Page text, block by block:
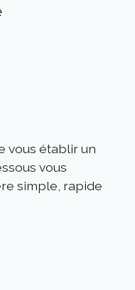
vous établir un
vous
simple, rapide